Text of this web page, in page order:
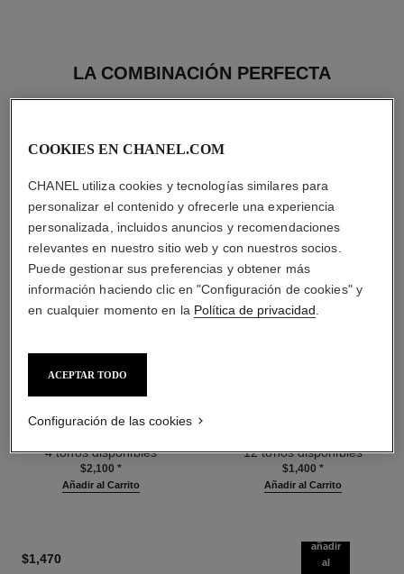
LA COMBINACIÓN PERFECTA
les beiges poudre belle mine
Saludable, Polvos
Iluminador. Rostro, Cuello Y
Escote. Formato Maxi.
4 tonos disponibles
$2,100 *
Añadir al Carrito
12 tonos disponibles
$1,400 *
Añadir al Carrito
$1,470
añadir
al
COOKIES EN CHANEL.COM
CHANEL utiliza cookies y tecnologías similares para
personalizar el contenido y ofrecerle una experiencia
personalizada, incluidos anuncios y recomendaciones
relevantes en nuestro sitio web y con nuestros socios.
Puede gestionar sus preferencias y obtener más
información haciendo clic en "Configuración de cookies" y
en cualquier momento en la Política de privacidad
ACEPTAR TODO
Configuración de las cookies